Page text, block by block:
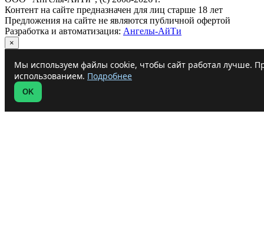
Контент на сайте предназначен для лиц старше 18 лет
Предложения на сайте не являются публичной офертой
Разработка и автоматизация: Ангелы-АйТи
×
Мы используем файлы cookie, чтобы сайт работал лучше.
использованием. Подробнее
OK